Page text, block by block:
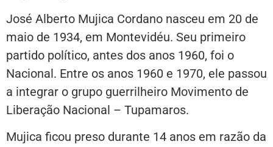
José Alberto Mujica Cordano nasceu em 20 de
maio de 1934, em Montevidéu. Seu primeiro
partido político, antes dos anos 1960, foi o
Nacional. Entre os anos 1960 e 1970, ele passou
a integrar o grupo guerrilheiro Movimento de
Liberação Nacional – Tupamaros.
Mujica ficou preso durante 14 anos em razão da